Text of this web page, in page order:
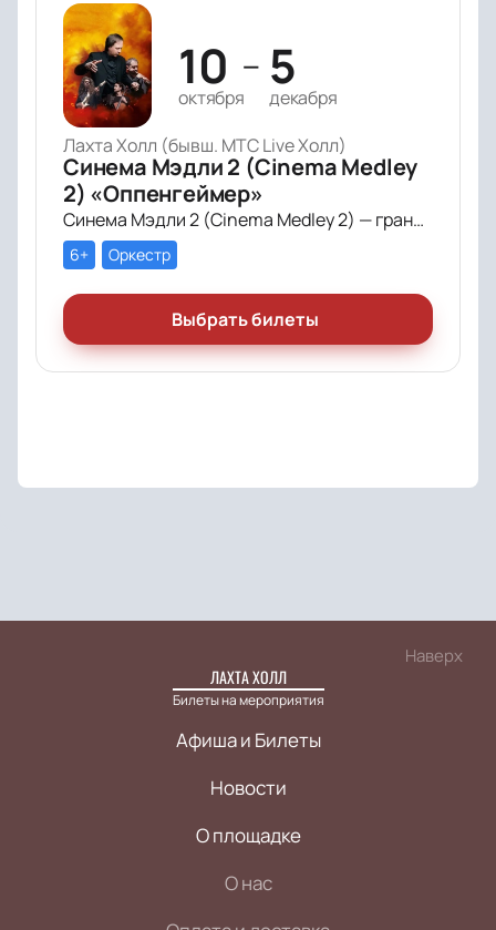
10
октября
— 5
декабря
Лахта Холл (бывш. МТС Live Холл)
Синема Мэдли 2 (Cinema Medley
2) «Оппенгеймер»
Синема Мэдли 2 (Cinema Medley 2) — грандиозное симфоническое шоу саундтреков в исполнении большого симфонического оркестра, органа и хора!
6+ Оркестр
Выбрать билеты
Наверх
ЛАХТА ХОЛЛ
Билеты на мероприятия
Афиша и Билеты
Новости
О площадке
О нас